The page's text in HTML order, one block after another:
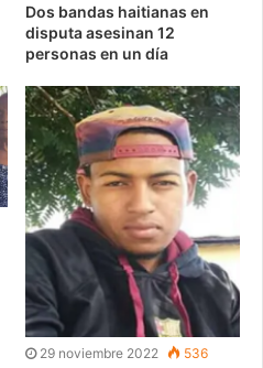
Dos bandas haitianas en
disputa asesinan 12
personas en un día
29 noviembre 2022 536